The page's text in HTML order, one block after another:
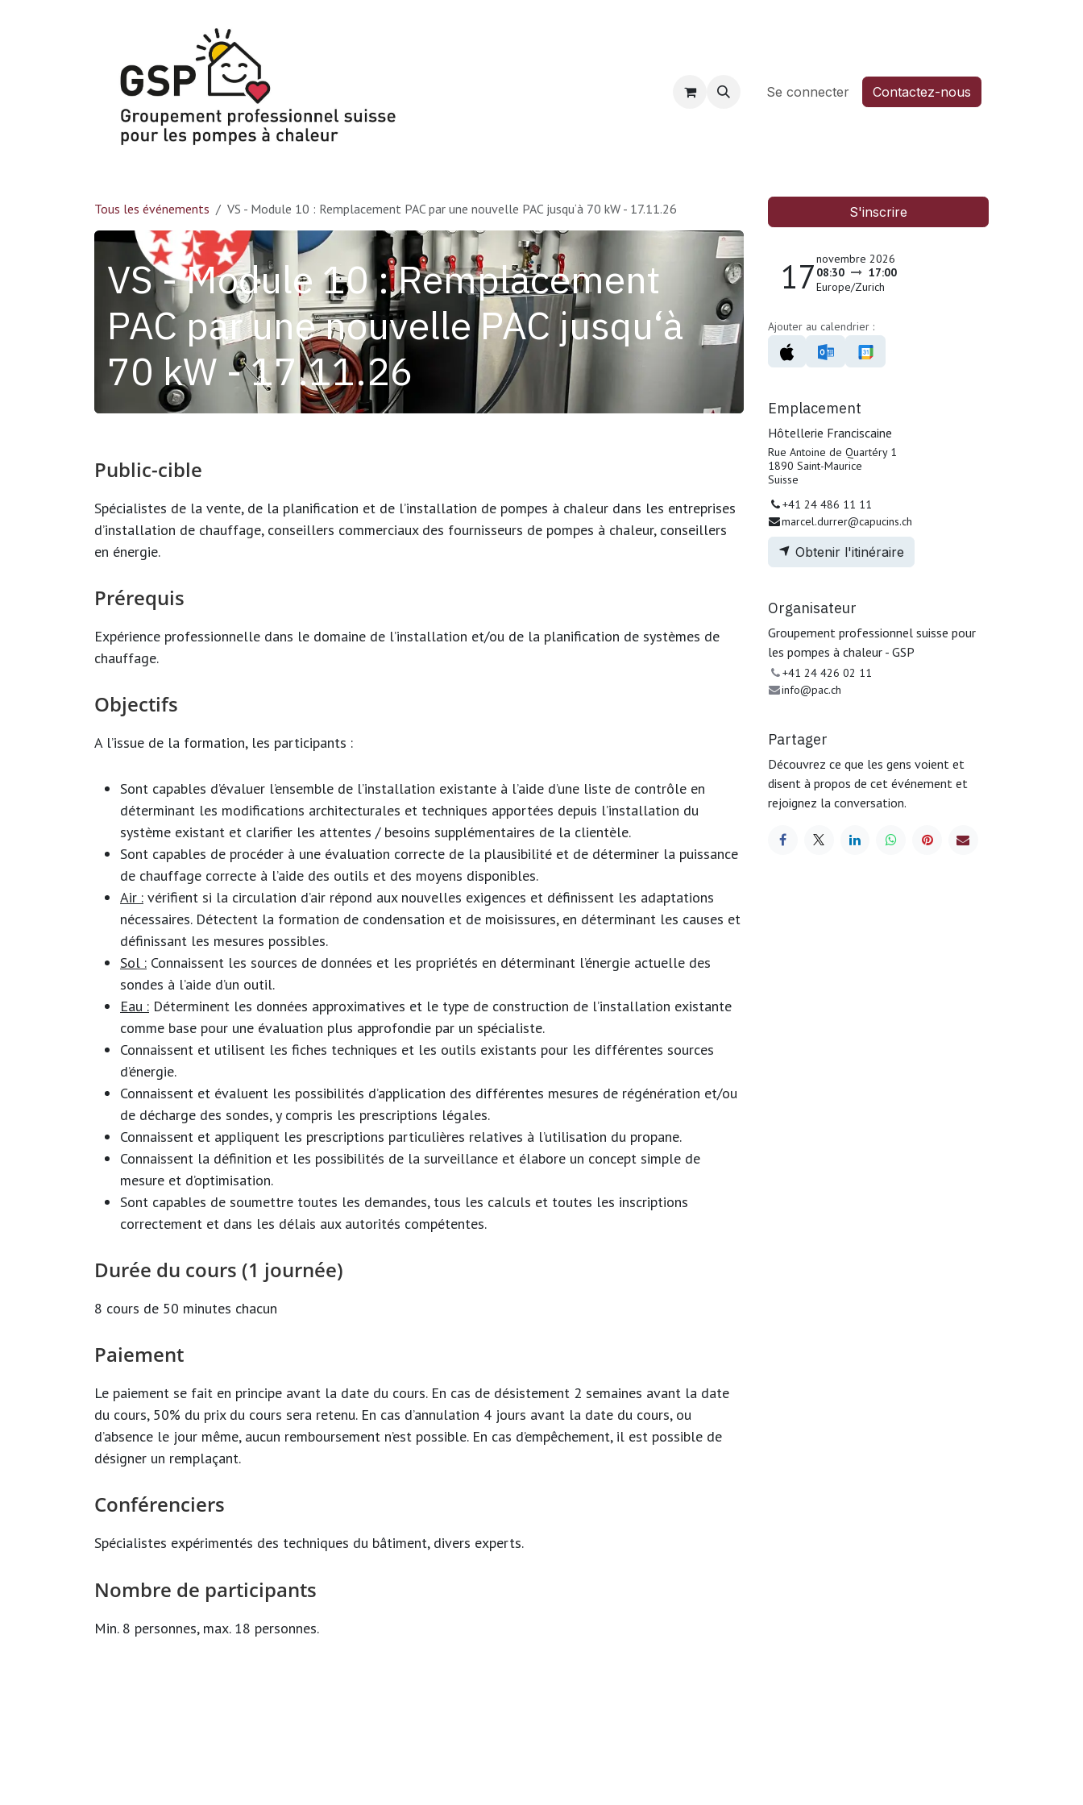
CPR-PAC 26 Se connecter Contactez-nous
Tous les événements VS - Module 10 : Remplacement PAC par une nouvelle PAC jusqu‘à 70 kW - 17.11.26
VS - Module 10 : Remplacement
PAC par une nouvelle PAC jusqu‘à
70 kW - 17.11.26
Public-cible
Spécialistes de la vente, de la planification et de l’installation de pompes à chaleur dans les entreprises
d’installation de chauffage, conseillers commerciaux des fournisseurs de pompes à chaleur, conseillers
en énergie.
Prérequis
Expérience professionnelle dans le domaine de l’installation et/ou de la planification de systèmes de
chauffage.
Objectifs
A l’issue de la formation, les participants :
Sont capables d’évaluer l’ensemble de l’installation existante à l’aide d’une liste de contrôle en
déterminant les modifications architecturales et techniques apportées depuis l’installation du
système existant et clarifier les attentes / besoins supplémentaires de la clientèle.
Sont capables de procéder à une évaluation correcte de la plausibilité et de déterminer la puissance
de chauffage correcte à l’aide des outils et des moyens disponibles.
Air : vérifient si la circulation d’air répond aux nouvelles exigences et définissent les adaptations
nécessaires. Détectent la formation de condensation et de moisissures, en déterminant les causes et
définissant les mesures possibles.
Sol : Connaissent les sources de données et les propriétés en déterminant l’énergie actuelle des
sondes à l’aide d’un outil.
Eau : Déterminent les données approximatives et le type de construction de l’installation existante
comme base pour une évaluation plus approfondie par un spécialiste.
Connaissent et utilisent les fiches techniques et les outils existants pour les différentes sources
d’énergie.
Connaissent et évaluent les possibilités d’application des différentes mesures de régénération et/ou
de décharge des sondes, y compris les prescriptions légales.
Connaissent et appliquent les prescriptions particulières relatives à l’utilisation du propane.
Connaissent la définition et les possibilités de la surveillance et élabore un concept simple de
mesure et d’optimisation.
Sont capables de soumettre toutes les demandes, tous les calculs et toutes les inscriptions
correctement et dans les délais aux autorités compétentes.
Durée du cours (1 journée)
8 cours de 50 minutes chacun
Paiement
Le paiement se fait en principe avant la date du cours. En cas de désistement 2 semaines avant la date
du cours, 50% du prix du cours sera retenu. En cas d’annulation 4 jours avant la date du cours, ou
d’absence le jour même, aucun remboursement n’est possible. En cas d’empêchement, il est possible de
désigner un remplaçant.
Conférenciers
Spécialistes expérimentés des techniques du bâtiment, divers experts.
Nombre de participants
Min. 8 personnes, max. 18 personnes.
S'inscrire
17novembre 2026
08:30
17:00
Europe/Zurich
Ajouter au calendrier :
Emplacement
Hôtellerie Franciscaine
Rue Antoine de Quartéry 1
1890 Saint-Maurice
Suisse
+41 24 486 11 11
marcel.durrer@capucins.ch
Obtenir l'itinéraire
Organisateur
Groupement professionnel suisse pour
les pompes à chaleur - GSP
+41 24 426 02 11
info@pac.ch
Partager
Découvrez ce que les gens voient et
disent à propos de cet événement et
rejoignez la conversation.